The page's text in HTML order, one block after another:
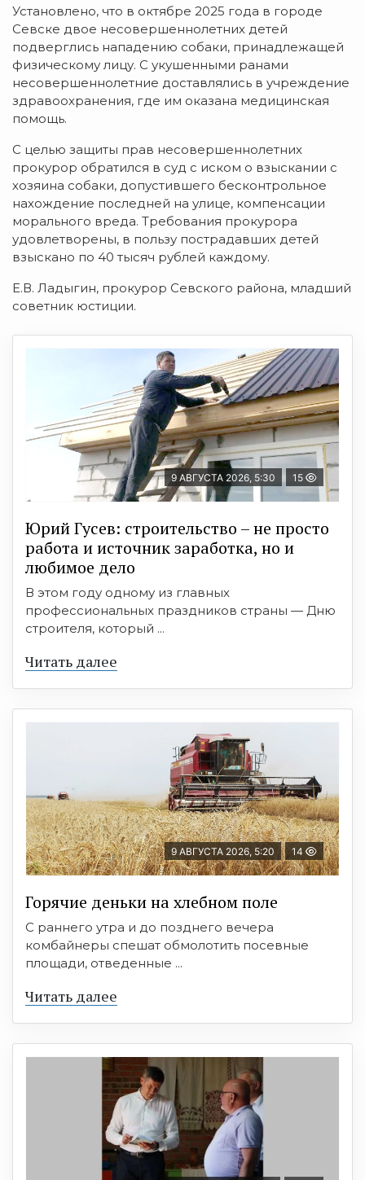
Установлено, что в октябре 2025 года в городе
Севске двое несовершеннолетних детей
подверглись нападению собаки, принадлежащей
физическому лицу. С укушенными ранами
несовершеннолетние доставлялись в учреждение
здравоохранения, где им оказана медицинская
помощь.
С целью защиты прав несовершеннолетних
прокурор обратился в суд с иском о взыскании с
хозяина собаки, допустившего бесконтрольное
нахождение последней на улице, компенсации
морального вреда. Требования прокурора
удовлетворены, в пользу пострадавших детей
взыскано по 40 тысяч рублей каждому.
Е.В. Ладыгин, прокурор Севского района, младший
советник юстиции.
9 АВГУСТА 2026, 5:30 15
Юрий Гусев: строительство – не просто
работа и источник заработка, но и
любимое дело
В этом году одному из главных
профессиональных праздников страны — Дню
строителя, который ...
Читать далее
9 АВГУСТА 2026, 5:20 14
Горячие деньки на хлебном поле
С раннего утра и до позднего вечера
комбайнеры спешат обмолотить посевные
площади, отведенные ...
Читать далее